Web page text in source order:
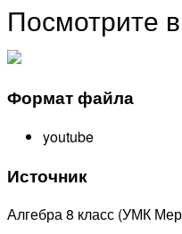
Посмотрите
Формат файла
youtube
Источник
Алгебра 8 класс (УМК